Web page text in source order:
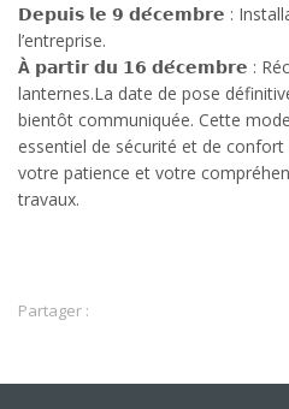
𝗗𝗲𝗽𝘂𝗶𝘀 𝗹𝗲 𝟵 𝗱𝗲́𝗰𝗲𝗺𝗯𝗿𝗲 :
l’entreprise.
À 𝗽𝗮𝗿𝘁𝗶𝗿 𝗱𝘂 𝟭𝟲 𝗱𝗲́𝗰𝗲𝗺𝗯𝗿𝗲 :
lanternes.La date de pose
bientôt communiquée. Cette
essentiel de sécurité et de
votre patience et votre
travaux.
Partager :